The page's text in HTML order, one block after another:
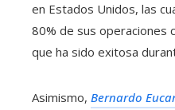
en Estados Unidos, las
80% de sus operaciones
que ha sido exitosa
Asimismo, Bernardo